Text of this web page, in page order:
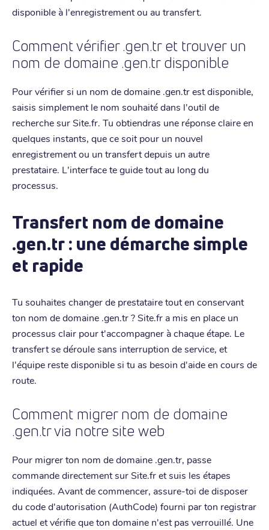
disponible à l'enregistrement ou au transfert.
Comment vérifier .gen.tr et trouver un
nom de domaine .gen.tr disponible
Pour vérifier si un nom de domaine .gen.tr est disponible,
saisis simplement le nom souhaité dans l'outil de
recherche sur Site.fr. Tu obtiendras une réponse claire en
quelques instants, que ce soit pour un nouvel
enregistrement ou un transfert depuis un autre
prestataire. L'interface te guide tout au long du
processus.
Transfert nom de domaine
.gen.tr : une démarche simple
et rapide
Tu souhaites changer de prestataire tout en conservant
ton nom de domaine .gen.tr ? Site.fr a mis en place un
processus clair pour t'accompagner à chaque étape. Le
transfert se déroule sans interruption de service, et
l'équipe reste disponible si tu as besoin d'aide en cours de
route.
Comment migrer nom de domaine
.gen.tr via notre site web
Pour migrer ton nom de domaine .gen.tr, passe
commande directement sur Site.fr et suis les étapes
indiquées. Avant de commencer, assure-toi de disposer
du code d'autorisation (AuthCode) fourni par ton registrar
actuel et vérifie que ton domaine n'est pas verrouillé. Une